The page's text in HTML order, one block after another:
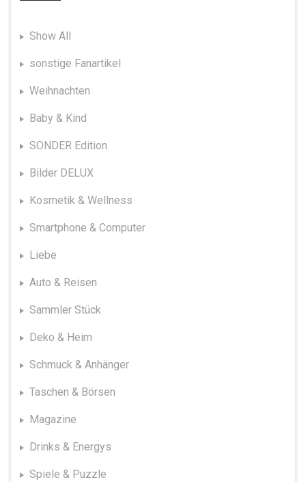
Show All
sonstige Fanartikel
Weihnachten
Baby & Kind
SONDER Edition
Bilder DELUX
Kosmetik & Wellness
Smartphone & Computer
Liebe
Auto & Reisen
Sammler Stück
Deko & Heim
Schmuck & Anhänger
Taschen & Börsen
Magazine
Drinks & Energys
Spiele & Puzzle